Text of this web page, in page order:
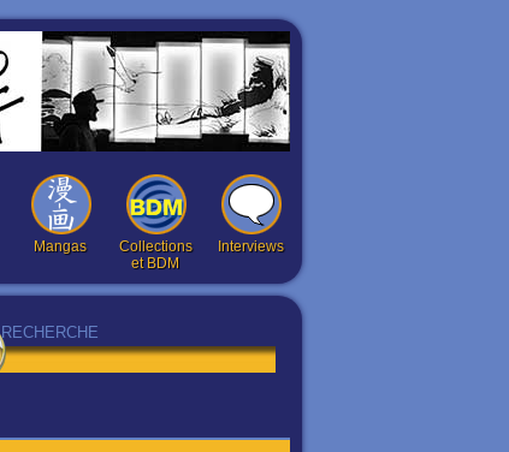
Mangas
Collections
et BDM
Interviews